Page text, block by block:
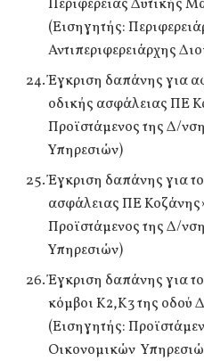
Περιφέρειας Δυτικής
(Εισηγητής:
Αντιπεριφερειάρχης
Έγκριση δαπάνης για
οδικής ασφάλειας ΠΕ
Προϊστάμενος της Δ/
Υπηρεσιών)
Έγκριση δαπάνης για
ασφάλειας ΠΕ
Προϊστάμενος της Δ/
Υπηρεσιών)
Έγκριση δαπάνης για
κόμβοι Κ2,Κ3 της οδού
(Εισηγητής:
Οικονομικών